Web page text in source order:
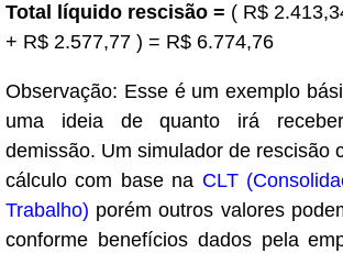
Total líquido rescisão = ( R$
+ R$ 2.577,77 ) = R$ 6.774,76
Observação: Esse é um exemplo
uma ideia de quanto irá
demissão. Um simulador de rescisão
cálculo com base na CLT
Trabalho) porém outros valores
conforme benefícios dados pela